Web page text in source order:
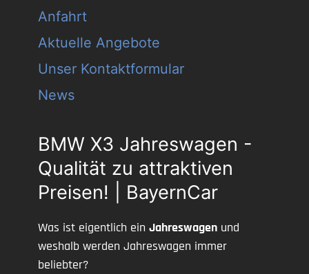
Anfahrt
Aktuelle Angebote
Unser Kontaktformular
News
BMW X3 Jahreswagen -
Qualität zu attraktiven
Preisen! | BayernCar
Was ist eigentlich ein Jahreswagen und
weshalb werden Jahreswagen immer
beliebter?